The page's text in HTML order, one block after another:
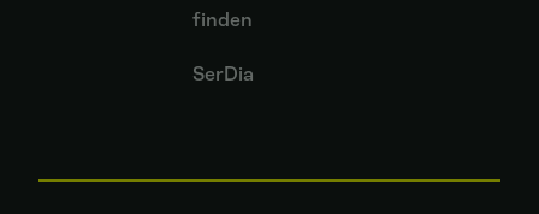
finden
SerDia